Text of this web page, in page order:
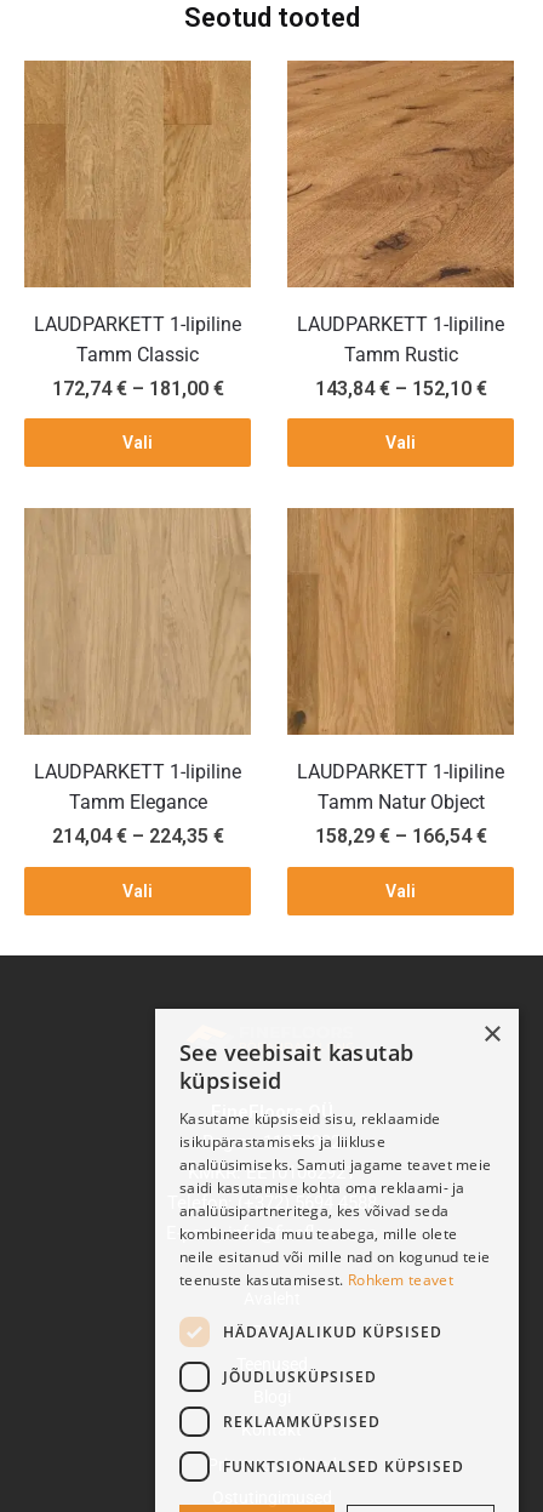
Seotud tooted
LAUDPARKETT 1-lipiline
Tamm Classic
172,74€ – 181,00 €
Vali
LAUDPARKETT 1-lipiline
Tamm Rustic
143,84€ – 152,10 €
Vali
LAUDPARKETT 1-lipiline
Tamm Elegance
214,04€ – 224,35 €
Vali
LAUDPARKETT 1-lipiline
Tamm Natur Object
158,29 € – 166,54€
Vali
FineFloors OÜ
Reg nr: 11270932
KMKR: EE101062921
Telefon: (+372) 5694 4588
E-post: info@finefloors.ee
Pood
Teenused
Kontakt
Privaatsussätted
×
See veebisait kasutab
küpsiseid
Kasutame küpsiseid sisu, reklaamide
isikupärastamiseks ja liikluse
analüüsimiseks. Samuti jagame teavet meie
saidi kasutamise kohta oma reklaami- ja
analüüsipartneritega, kes võivad seda
kombineerida muu teabega, mille olete
neile esitanud või mille nad on kogunud teie
teenuste kasutamisest. Rohkem teavet
HÄDAVAJALIKUD KÜPSISED
JÕUDLUSKÜPSISED
REKLAAMKÜPSISED
FUNKTSIONAALSED KÜPSISED